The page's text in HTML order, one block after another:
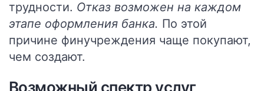
трудности. Отказ возможен на каждом
этапе оформления банка. По этой
причине финучреждения чаще покупают,
чем создают.
Возможный спектр услуг